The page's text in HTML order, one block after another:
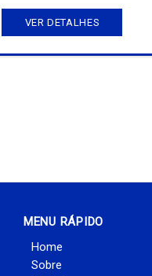
VER DETALHES
MENU RÁPIDO
Home
Sobre